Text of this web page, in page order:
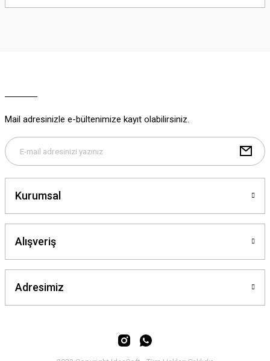
yetersiz gördüğünüz noktaları öneri formunu kullanarak tarafımıza
Bu ürüne benzer farklı alternatifler olmalı.
Mail adresinizle e-bültenimize kayıt olabilirsiniz.
Kurumsal
Alışveriş
Adresimiz